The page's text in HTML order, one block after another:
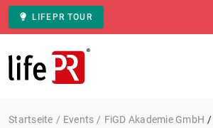
LIFEPR TOUR
Zur Startseite
Startseite Events FiGD Akademie GmbH